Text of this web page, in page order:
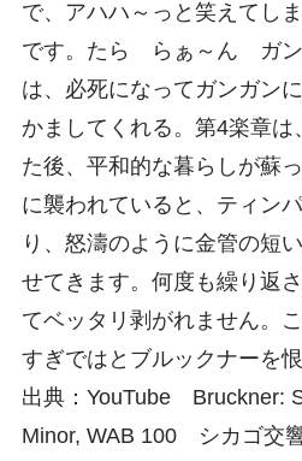
で、アハハ～っと笑えてし
です。たら らぁ～ん ガ
は、必死になってガンガン
かましてくれる。第4楽章は
た後、平和的な暮らしが蘇
に襲われていると、ティン
り、怒濤のように金管の短
せてきます。何度も繰り返
てベッタリ剥がれません。
すぎではとブルックナーを
出典：YouTube Bruckner:
Minor, WAB 100 シカゴ交